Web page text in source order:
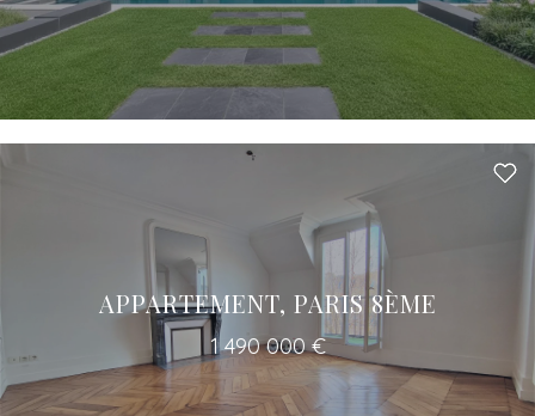
Un accès à tous les professionnels pour
votre projet
APPARTEMENT, PARIS 8ÈME
1 490 000 €